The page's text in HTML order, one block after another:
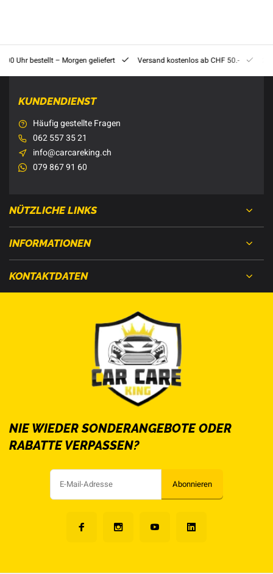
Uhr bestellt – Morgen geliefert Versand kostenlos ab CHF 50.-
KUNDENDIENST
Häufig gestellte Fragen
062 557 35 21
info@carcareking.ch
079 867 91 60
NÜTZLICHE LINKS
INFORMATIONEN
KONTAKTDATEN
NIE WIEDER SONDERANGEBOTE ODER
RABATTE VERPASSEN?
Abonnieren